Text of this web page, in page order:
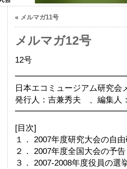
« メルマガ11号
メルマガ12号
12号
日本エコミュージアム研究
発行人：吉兼秀夫 、編集人
[目次]
１． 2007年度研究大会の自
２． 2007年度全国大会の予告
３． 2007-2008年度役員の選